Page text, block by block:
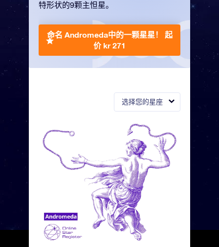
选择您的星座
特形状的9颗主怛星。
命名 Andromeda中的一颗星星！ 起
价 kr 271